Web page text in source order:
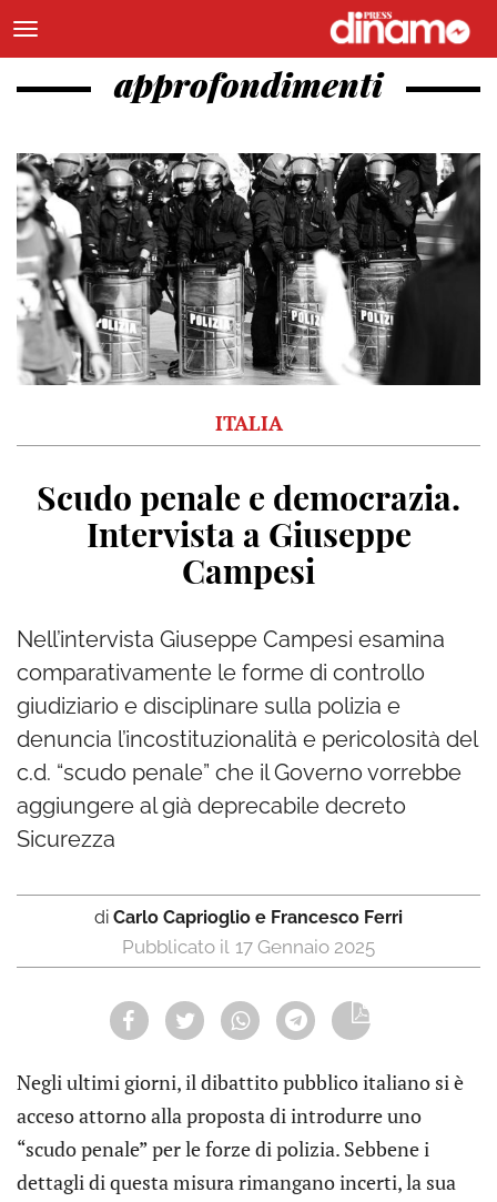
approfondimenti
ITALIA
Scudo penale e democrazia.
Intervista a Giuseppe
Campesi
Nell’intervista Giuseppe Campesi esamina
comparativamente le forme di controllo
giudiziario e disciplinare sulla polizia e
denuncia l’incostituzionalità e pericolosità del
c.d. “scudo penale” che il Governo vorrebbe
aggiungere al già deprecabile decreto
Sicurezza
di Carlo Caprioglio e Francesco Ferri
17 Gennaio 2025
Negli ultimi giorni, il dibattito pubblico italiano si è
acceso attorno alla proposta di introdurre uno
“scudo penale” per le forze di polizia. Sebbene i
dettagli di questa misura rimangano incerti, la sua